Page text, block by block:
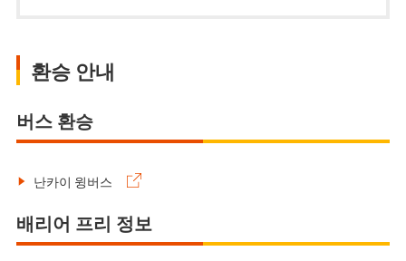
환승 안내
버스 환승
난카이 윙버스
배리어 프리 정보